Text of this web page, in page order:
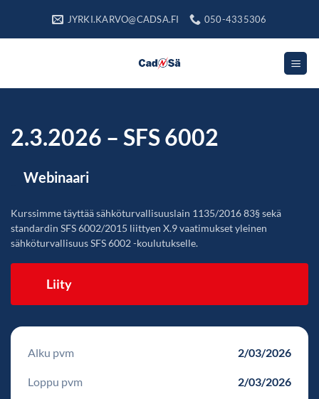
JYRKI.KARVO@CADSA.FI 050-4335306
2.3.2026 – SFS 6002
Webinaari
Kurssimme täyttää sähköturvallisuuslain 1135/2016 83§ sekä
standardin SFS 6002/2015 liittyen X.9 vaatimukset yleinen
sähköturvallisuus SFS 6002 -koulutukselle.
Liity
Alku pvm 2/03/2026
Loppu pvm 2/03/2026